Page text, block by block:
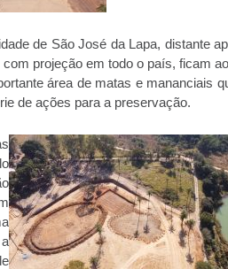
de São José da Lapa, distante
projeção em todo o país, ficam
área de matas e mananciais
de ações para a preservação.